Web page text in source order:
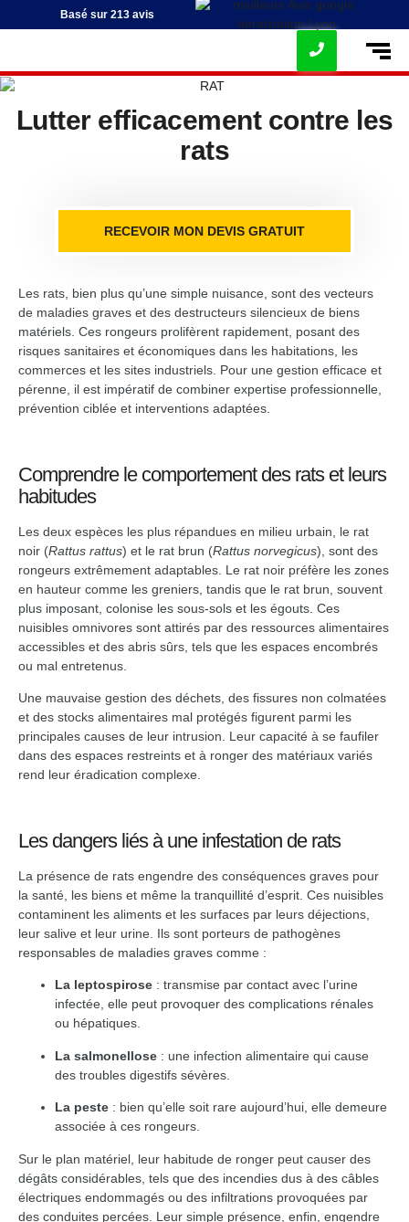
Basé sur 213 avis
Lutter efficacement contre les
rats
RECEVOIR MON DEVIS GRATUIT
Les rats, bien plus qu’une simple nuisance, sont des vecteurs
de maladies graves et des destructeurs silencieux de biens
matériels. Ces rongeurs prolifèrent rapidement, posant des
risques sanitaires et économiques dans les habitations, les
commerces et les sites industriels. Pour une gestion efficace et
pérenne, il est impératif de combiner expertise professionnelle,
prévention ciblée et interventions adaptées.
Comprendre le comportement des rats et leurs
habitudes
Les deux espèces les plus répandues en milieu urbain, le rat
noir (Rattus rattus) et le rat brun (Rattus norvegicus), sont des
rongeurs extrêmement adaptables. Le rat noir préfère les zones
en hauteur comme les greniers, tandis que le rat brun, souvent
plus imposant, colonise les sous-sols et les égouts. Ces
nuisibles omnivores sont attirés par des ressources alimentaires
accessibles et des abris sûrs, tels que les espaces encombrés
ou mal entretenus.
Une mauvaise gestion des déchets, des fissures non colmatées
et des stocks alimentaires mal protégés figurent parmi les
principales causes de leur intrusion. Leur capacité à se faufiler
dans des espaces restreints et à ronger des matériaux variés
rend leur éradication complexe.
Les dangers liés à une infestation de rats
La présence de rats engendre des conséquences graves pour
la santé, les biens et même la tranquillité d’esprit. Ces nuisibles
contaminent les aliments et les surfaces par leurs déjections,
leur salive et leur urine. Ils sont porteurs de pathogènes
responsables de maladies graves comme :
La leptospirose : transmise par contact avec l’urine
infectée, elle peut provoquer des complications rénales
ou hépatiques.
La salmonellose : une infection alimentaire qui cause
des troubles digestifs sévères.
La peste : bien qu’elle soit rare aujourd’hui, elle demeure
associée à ces rongeurs.
Sur le plan matériel, leur habitude de ronger peut causer des
dégâts considérables, tels que des incendies dus à des câbles
électriques endommagés ou des infiltrations provoquées par
des conduites percées. Leur simple présence, enfin, engendre